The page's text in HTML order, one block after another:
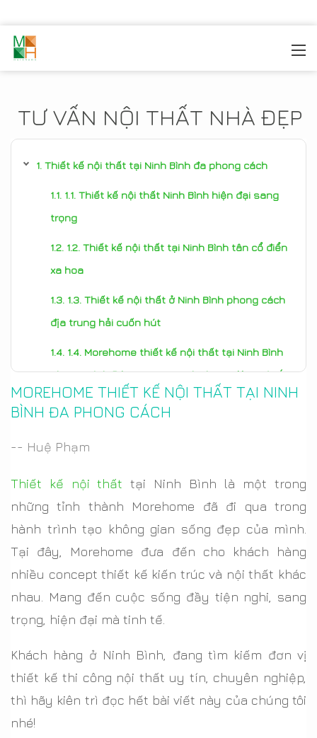
TƯ VẤN NỘI THẤT NHÀ ĐẸP
Thiết kế nội thất tại Ninh Bình đa phong cách
1.1. Thiết kế nội thất Ninh Bình hiện đại sang
trọng
1.2. Thiết kế nội thất tại Ninh Bình tân cổ điển
xa hoa
1.3. Thiết kế nội thất ở Ninh Bình phong cách
địa trung hải cuốn hút
1.4. Morehome thiết kế nội thất tại Ninh Bình
phong cách Đông Dương (Indochine) đậm nét Á
Đông
1.6. Thiết kế nội thất tại Ninh Bình phong cách
Minimalism tinh tế, giản dị
1.7. Thiết kế nội thất nhà ở Ninh Bình phong
cách Scandinavian đơn giản, tinh tế và tiện nghi
cách vintage hoài cổ
1.9. Thiết kế nội thất tại Ninh Bình phong cách
1.10. Thiết kế nội thất tại Ninh Bình phong
cách Zen thoải mái, thư giãn
MOREHOME THIẾT KẾ NỘI THẤT TẠI NINH
BÌNH ĐA PHONG CÁCH
-- Huệ Phạm
Thiết kế nội thất tại Ninh Bình là một trong
những tỉnh thành Morehome đã đi qua trong
hành trình tạo không gian sống đẹp của mình.
Tại đây, Morehome đưa đến cho khách hàng
nhiều concept thiết kế kiến trúc và nội thất khác
nhau. Mang đến cuộc sống đầy tiện nghi, sang
trọng, hiện đại mà tinh tế.
Khách hàng ở Ninh Bình, đang tìm kiếm đơn vị
thiết kế thi công nội thất uy tín, chuyên nghiệp,
thì hãy kiên trì đọc hết bài viết này của chúng tôi
nhé!